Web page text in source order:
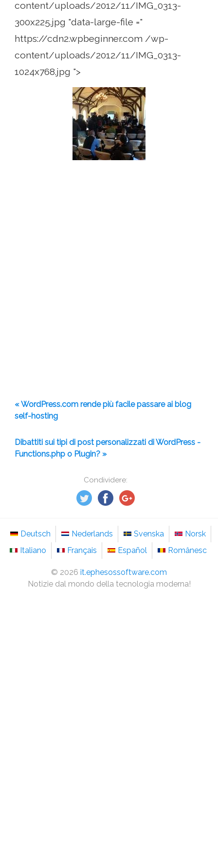
Condividere:
content/uploads/2012/11/IMG_0313-
300x225.jpg "data-large-file ="
https://cdn2.wpbeginner.com /wp-
content/uploads/2012/11/IMG_0313-
1024x768.jpg ">
« WordPress.com rende più facile passare ai blog
self-hosting
Dibattiti sui tipi di post personalizzati di WordPress -
Functions.php o Plugin? »
Deutsch Nederlands Svenska
Norsk
Italiano
Français Español Românesc
© 2026 it.ephesossoftware.com
Notizie dal mondo della tecnologia moderna!